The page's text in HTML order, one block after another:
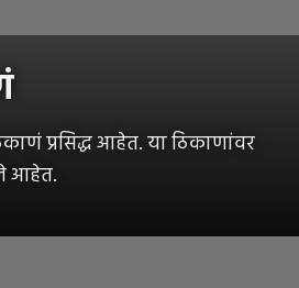
प्रसिद्ध आहेत. या ठिकाणांवर
आहेत.